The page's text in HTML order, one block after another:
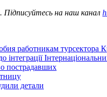
Підписуйтесь на наш канал
работникам турсектора
пострадавших
детали